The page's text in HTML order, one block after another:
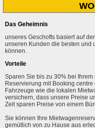
Das Geheimnis
unseres Geschofts basiert auf
unseren Kunden die besten und
können.
Vorteile
Sparen Sie bis zu 30% bei
Reservierung mit Booking
Fahrzeuge wie die lokalen
versichern, dass unsere Preise
Zeit sparen Preise von einem
Sie können Ihre
gemütlich von zu Hause aus